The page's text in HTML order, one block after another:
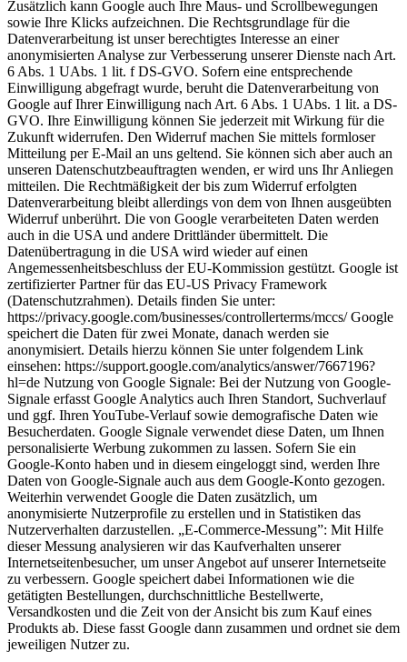
Zusätzlich kann Google auch Ihre Maus- und Scrollbewegungen
sowie Ihre Klicks aufzeichnen. Die Rechtsgrundlage für die
Datenverarbeitung ist unser berechtigtes Interesse an einer
anonymisierten Analyse zur Verbesserung unserer Dienste nach Art.
6 Abs. 1 UAbs. 1 lit. f DS-GVO. Sofern eine entsprechende
Einwilligung abgefragt wurde, beruht die Datenverarbeitung von
Google auf Ihrer Einwilligung nach Art. 6 Abs. 1 UAbs. 1 lit. a DS-
GVO. Ihre Einwilligung können Sie jederzeit mit Wirkung für die
Zukunft widerrufen. Den Widerruf machen Sie mittels formloser
Mitteilung per E-Mail an uns geltend. Sie können sich aber auch an
unseren Datenschutzbeauftragten wenden, er wird uns Ihr Anliegen
mitteilen. Die Rechtmäßigkeit der bis zum Widerruf erfolgten
Datenverarbeitung bleibt allerdings von dem von Ihnen ausgeübten
Widerruf unberührt. Die von Google verarbeiteten Daten werden
auch in die USA und andere Drittländer übermittelt. Die
Datenübertragung in die USA wird wieder auf einen
Angemessenheitsbeschluss der EU-Kommission gestützt. Google ist
zertifizierter Partner für das EU-US Privacy Framework
(Datenschutzrahmen). Details finden Sie unter:
https://privacy.google.com/businesses/controllerterms/mccs/ Google
speichert die Daten für zwei Monate, danach werden sie
anonymisiert. Details hierzu können Sie unter folgendem Link
einsehen: https://support.google.com/analytics/answer/7667196?
hl=de Nutzung von Google Signale: Bei der Nutzung von Google-
Signale erfasst Google Analytics auch Ihren Standort, Suchverlauf
und ggf. Ihren YouTube-Verlauf sowie demografische Daten wie
Besucherdaten. Google Signale verwendet diese Daten, um Ihnen
personalisierte Werbung zukommen zu lassen. Sofern Sie ein
Google-Konto haben und in diesem eingeloggt sind, werden Ihre
Daten von Google-Signale auch aus dem Google-Konto gezogen.
Weiterhin verwendet Google die Daten zusätzlich, um
anonymisierte Nutzerprofile zu erstellen und in Statistiken das
Nutzerverhalten darzustellen. „E-Commerce-Messung”: Mit Hilfe
dieser Messung analysieren wir das Kaufverhalten unserer
Internetseitenbesucher, um unser Angebot auf unserer Internetseite
zu verbessern. Google speichert dabei Informationen wie die
getätigten Bestellungen, durchschnittliche Bestellwerte,
Versandkosten und die Zeit von der Ansicht bis zum Kauf eines
Produkts ab. Diese fasst Google dann zusammen und ordnet sie dem
jeweiligen Nutzer zu.